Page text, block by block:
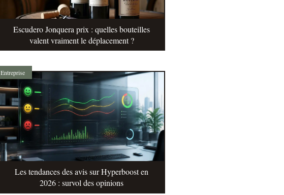
Escudero Jonquera prix : quelles bouteilles
valent vraiment le déplacement ?
Entreprise
Les tendances des avis sur Hyperboost en
2026 : survol des opinions